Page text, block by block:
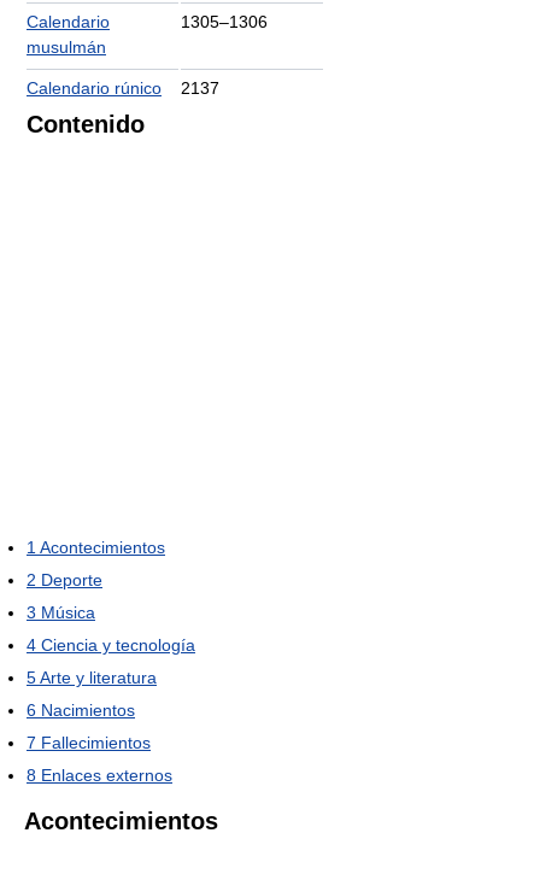
Calendario
musulmán
1305–1306
Calendario rúnico 2137
Contenido
1 Acontecimientos
2 Deporte
3 Música
4 Ciencia y tecnología
5Arte y literatura
6 Nacimientos
7 Fallecimientos
8 Enlaces externos
Acontecimientos